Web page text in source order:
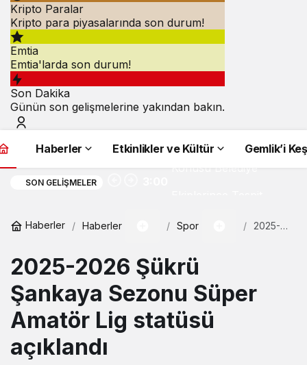
Kripto Paralar
Kripto para piyasalarında son durum!
Emtia
Emtia'larda son durum!
Son Dakika
Günün son gelişmelerine yakından bakın.
Haberler Etkinlikler ve Kültür Gemlik’i
SON GELIŞMELER
Konusu Belediye
Edildi
Haberler Haberler Spor
2025-
Amatör
2025-2026 Şükrü
Şankaya Sezonu Süper
Amatör Lig statüsü
açıklandı